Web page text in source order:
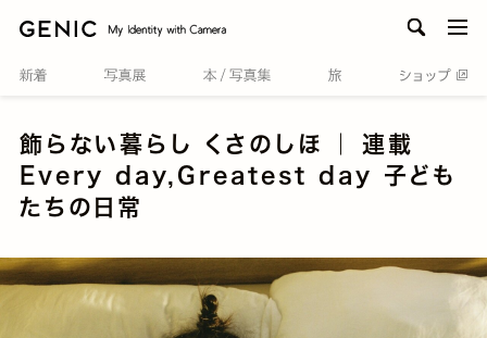
飾らない暮らし くさのしほ ｜ 連載
Every day,Greatest day 子ども
たちの日常